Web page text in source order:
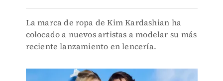
La marca de ropa de Kim Kardashian ha
colocado a nuevos artistas a modelar su más
reciente lanzamiento en lencería.